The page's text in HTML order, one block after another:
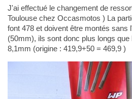
J'ai effectué le changement de
Toulouse chez Occasmotos ) La
font 478 et doivent être montés sans
(50mm), ils sont donc plus longs que
8,1mm (origine : 419,9+50 = 469,9 )